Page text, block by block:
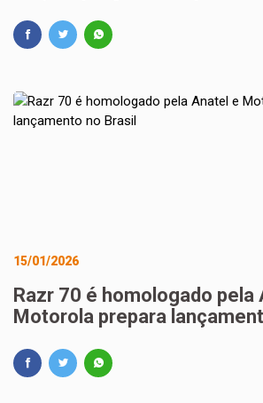
15/01/2026
Razr 70 é homologado pela
Motorola prepara